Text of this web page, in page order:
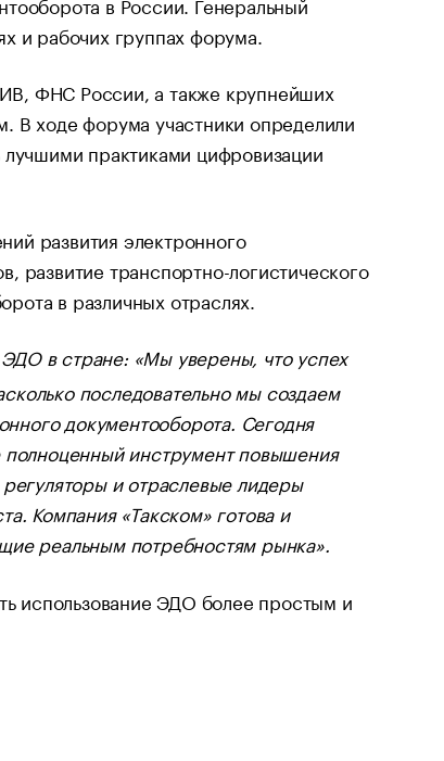
и рабочих группах форума.
ФНС России, а также крупнейших
В ходе форума участники определили
практиками цифровизации
развития электронного
развитие транспортно-логистического
в различных отраслях.
в стране: «Мы уверены, что успех
последовательно мы создаем
документооборота. Сегодня
инструмент повышения
и отраслевые лидеры
Компания «Такском» готова и
реальным потребностям рынка».
использование ЭДО более простым и